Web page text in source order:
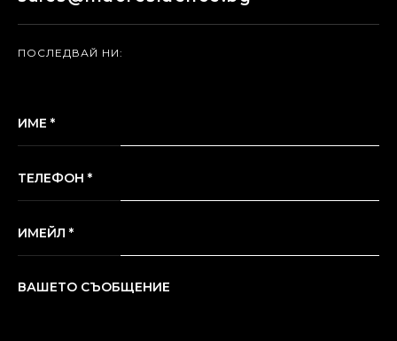
ПОСЛЕДВАЙ НИ:
ИМЕ *
ТЕЛЕФОН *
ИМЕЙЛ *
ВАШЕТО СЪОБЩЕНИЕ